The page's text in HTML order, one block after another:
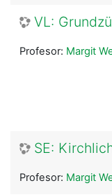
VL:
Profesor: Margit
SE:
Profesor: Margit